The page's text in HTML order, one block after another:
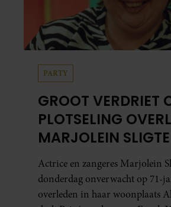
PARTY
GROOT VERDRIET
PLOTSELING
MARJOLEIN
Actrice en zangeres Marjolein
donderdag onverwacht op 71-
overleden in haar woonplaats